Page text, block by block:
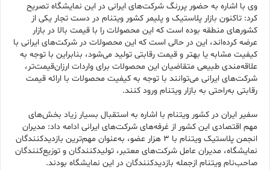
وی با اشاره به‌ حضور پررنگ شرکت‌های ایرانی در این نمایشگاه تصریح
کرد: تاکنون بازار پلاستیک و پلیمر کشور ویتنام در دست تجار یکی از
کشورهای منطقه بوده است که این محصولات را با قیمت بالا در بازار
عرضه کرده‌اند، این در حالی است که این محصولات در شرکت‌های ایرانی با
کیفیت مشابه یا بهتر و قیمت رقابتی تولید می‌شود، بنابراین با توجه به
علاقه‌مندی طبیعی متقاضیان این محصولات برای واردات ارزان‌قیمت‌تر،
شرکت‌های ایرانی می‌توانند با توجه به کیفیت محصولات با ارائه قیمت
رقابتی به‌راحتی به بازار ویتنام ورود کنند.
سفیر ایران در کشور ویتنام با اشاره به استقبال بسیار زیاد بخش‌های
مهم اقتصادی این کشور از غرفه‌های شرکت‌های ایرانی ادامه داد: مدیران
انجمن پلاستیک ویتنام با ۳ هزار عضو، به‌عنوان مهم‌ترین بازدیدکنندگان
نمایشگاه، مدیران عامل شرکت‌های معتبر، تولیدکنندگان و توزیع‌کنندگان
صاحب‌نام ویتنام ازجمله بازدیدکنندگان در این نمایشگاه بودند.